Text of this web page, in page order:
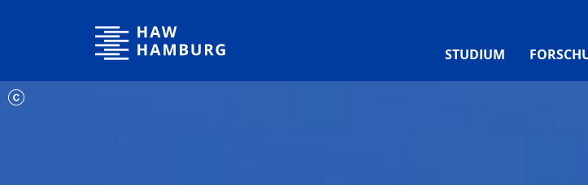
Hochschule für Angewandte Wissenschaften Hamburg
STUDIUM